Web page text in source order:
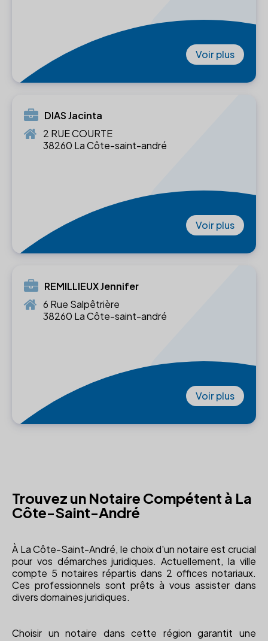
Voir plus
DIAS Jacinta
2 RUE COURTE
38260 La Côte-saint-andré
Voir plus
REMILLIEUX Jennifer
6 Rue Salpêtrière
38260 La Côte-saint-andré
Voir plus
Trouvez un Notaire Compétent à La
Côte-Saint-André
À La Côte-Saint-André, le choix d'un notaire est crucial
pour vos démarches juridiques. Actuellement, la ville
compte 5 notaires répartis dans 2 offices notariaux.
Ces professionnels sont prêts à vous assister dans
divers domaines juridiques.
Choisir un notaire dans cette région garantit une